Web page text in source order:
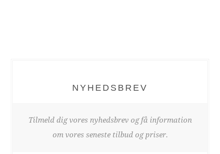
NYHEDSBREV
Tilmeld dig vores nyhedsbrev og få information
om vores seneste tilbud og priser.